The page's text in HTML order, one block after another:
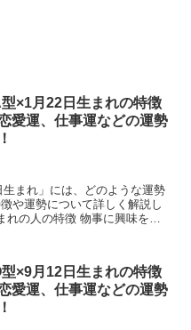
×1月22日生まれの特徴
愛運、仕事運などの運勢
まれ」には、どのような運勢
や運勢について詳しく解説し
れの人の特徴 物事に興味を持
×9月12日生まれの特徴
愛運、仕事運などの運勢